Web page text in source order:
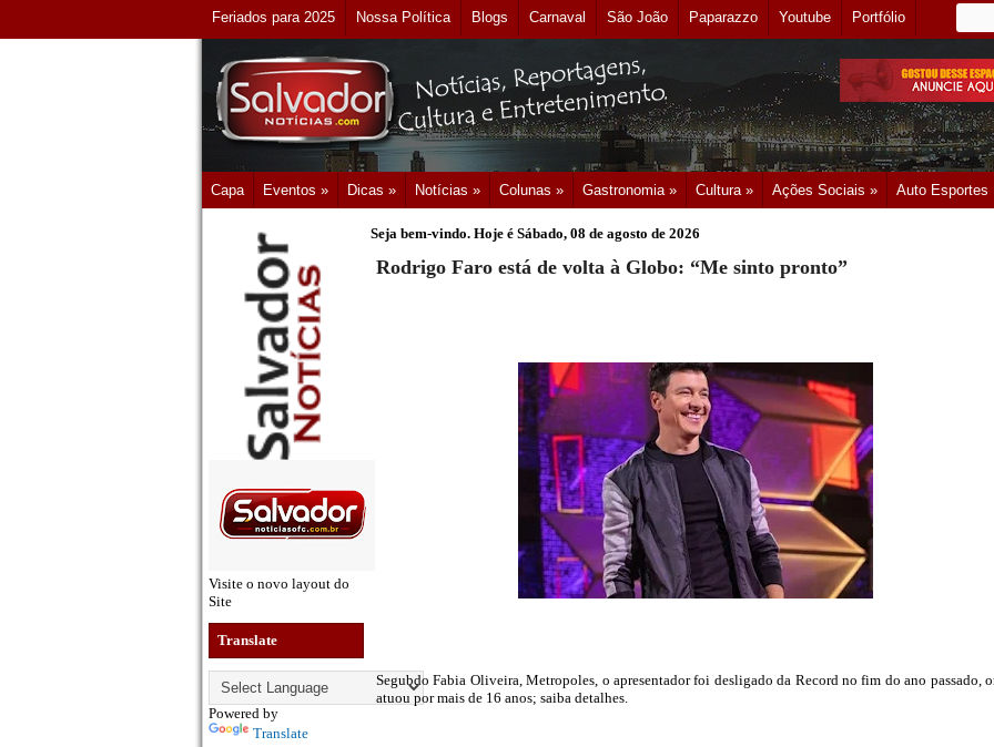
Feriados para 2025 Nossa Política Blogs Carnaval São João Paparazzo Youtube Portfólio
Capa Eventos » Dicas » Notícias » Colunas » Gastronomia » Cultura » Ações Sociais » Auto Esportes
Visite o novo layout do
Site
Translate
Powered by
Translate
Seja bem-vindo. Hoje é Sábado, 08 de agosto de 2026
Rodrigo Faro está de volta à Globo: “Me sinto pronto”
Segubdo Fabia Oliveira, Metropoles, o apresentador foi desligado da Record no fim do ano passado,
atuou por mais de 16 anos; saiba detalhes.